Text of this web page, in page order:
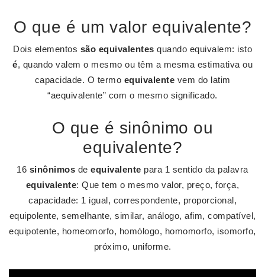
O que é um valor equivalente?
Dois elementos são equivalentes quando equivalem: isto
é, quando valem o mesmo ou têm a mesma estimativa ou
capacidade. O termo equivalente vem do latim
“aequivalente” com o mesmo significado.
O que é sinônimo ou
equivalente?
16 sinônimos deequivalente para 1 sentido da palavra
equivalente: Que tem o mesmo valor, preço, força,
capacidade: 1 igual, correspondente, proporcional,
equipolente, semelhante, similar, análogo, afim, compatível,
equipotente, homeomorfo, homólogo, homomorfo, isomorfo,
próximo, uniforme.